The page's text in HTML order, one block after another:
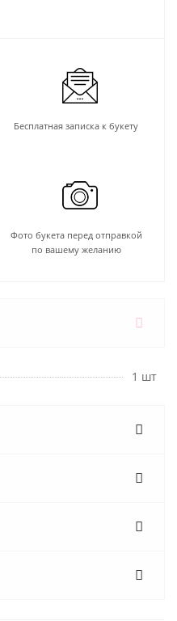
Бесплатная записка к букету
Фото букета перед отправкой
по вашему желанию
1 шт